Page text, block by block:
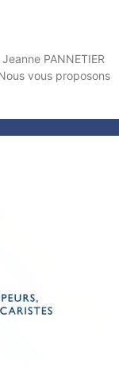
PANNETIER
vous proposons